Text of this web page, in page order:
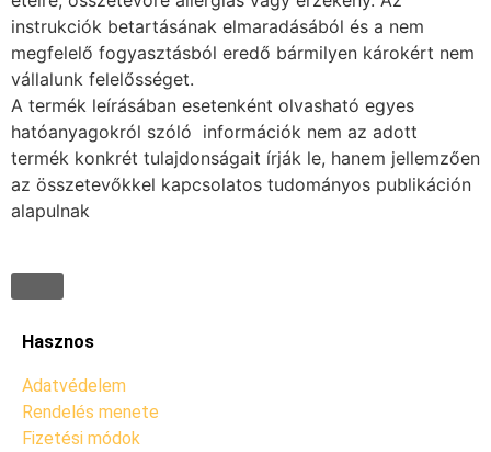
instrukciók betartásának elmaradásából és a nem
megfelelő fogyasztásból eredő bármilyen károkért nem
vállalunk felelősséget.
A termék leírásában esetenként olvasható egyes
hatóanyagokról szóló információk nem az adott
termék konkrét tulajdonságait írják le, hanem jellemzően
az összetevőkkel kapcsolatos tudományos publikáción
alapulnak
Hasznos
Adatvédelem
Rendelés menete
Fizetési módok